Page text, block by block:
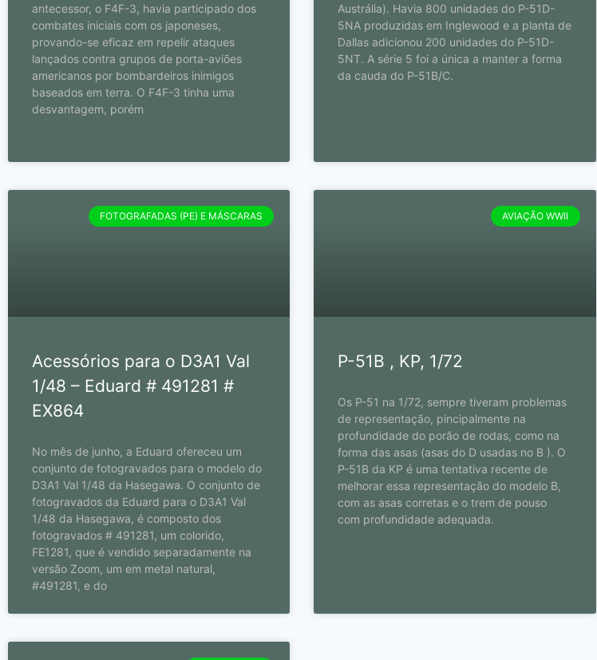
antecessor, o F4F-3, havia participado dos
combates iniciais com os japoneses,
provando-se eficaz em repelir ataques
lançados contra grupos de porta-aviões
americanos por bombardeiros inimigos
baseados em terra. O F4F-3 tinha uma
desvantagem, porém
Austrália). Havia 800 unidades do P-51D-
5NA produzidas em Inglewood e a planta de
Dallas adicionou 200 unidades do P-51D-
5NT. A série 5 foi a única a manter a forma
da cauda do P-51B/C.
FOTOGRAFADAS (PE) E MÁSCARAS
Acessórios para o D3A1 Val
1/48 – Eduard # 491281 #
EX864
No mês de junho, a Eduard ofereceu um
conjunto de fotogravados para o modelo do
D3A1 Val 1/48 da Hasegawa. O conjunto de
fotogravados da Eduard para o D3A1 Val
1/48 da Hasegawa, é composto dos
fotogravados # 491281, um colorido,
FE1281, que é vendido separadamente na
versão Zoom, um em metal natural,
#491281, e do
AVIAÇÃO WWII
P-51B , KP, 1/72
Os P-51 na 1/72, sempre tiveram problemas
de representação, pincipalmente na
profundidade do porão de rodas, como na
forma das asas (asas do D usadas no B ). O
P-51B da KP é uma tentativa recente de
melhorar essa representação do modelo B,
com as asas corretas e o trem de pouso
com profundidade adequada.